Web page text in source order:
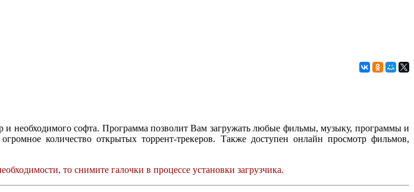
и необходимого софта. Программа позволит Вам загружать любые фильмы, музыку, программы и
количество открытых торрент-трекеров. Также доступен онлайн просмотр фильмов,
то снимите галочки в процессе установки загрузчика.